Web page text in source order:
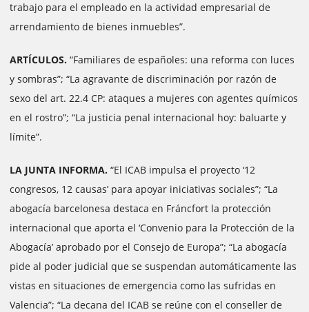
trabajo para el empleado en la actividad empresarial de
arrendamiento de bienes inmuebles”.
ARTÍCULOS. “Familiares de españoles: una reforma con luces
y sombras”; “La agravante de discriminación por razón de
sexo del art. 22.4 CP: ataques a mujeres con agentes químicos
en el rostro”; “La justicia penal internacional hoy: baluarte y
límite”.
LA JUNTA INFORMA. “El ICAB impulsa el proyecto ‘12
congresos, 12 causas’ para apoyar iniciativas sociales”; “La
abogacía barcelonesa destaca en Fráncfort la protección
internacional que aporta el ‘Convenio para la Protección de la
Abogacía’ aprobado por el Consejo de Europa”; “La abogacía
pide al poder judicial que se suspendan automáticamente las
vistas en situaciones de emergencia como las sufridas en
Valencia”; “La decana del ICAB se reúne con el conseller de